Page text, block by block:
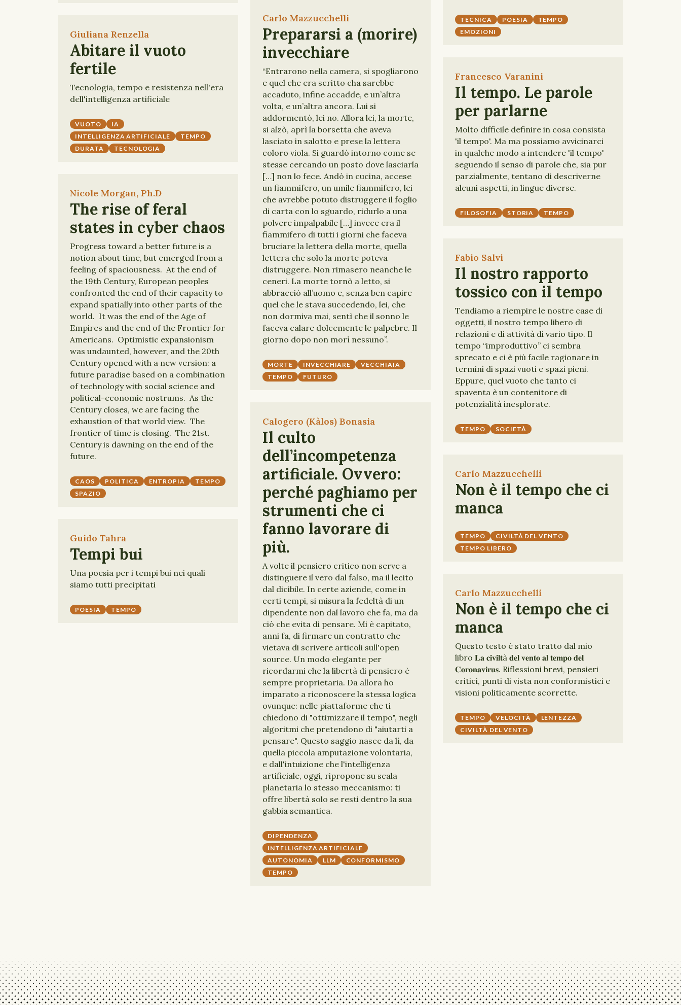
TECNICA POESIA
TEMPO
EMOZIONI
Carlo Mazzucchelli
Prepararsi a (morire)
invecchiare
“Entrarono nella camera, si spogliarono
e quel che era scritto cha sarebbe
accaduto, infine accadde, e un’altra
volta, e un’altra ancora. Lui si
addormentò, lei no. Allora lei, la morte,
si alzò, aprì la borsetta che aveva
lasciato in salotto e prese la lettera
coloro viola. Si guardò intorno come se
stesse cercando un posto dove lasciarla
[…] non lo fece. Andò in cucina, accese
un fiammifero, un umile fiammifero, lei
che avrebbe potuto distruggere il foglio
di carta con lo sguardo, ridurlo a una
polvere impalpabile […] invece era il
fiammifero di tutti i giorni che faceva
bruciare la lettera della morte, quella
lettera che solo la morte poteva
distruggere. Non rimasero neanche le
ceneri. La morte tornò a letto, si
abbracciò all’uomo e, senza ben capire
quel che le stava succedendo, lei, che
non dormiva mai, sentì che il sonno le
faceva calare dolcemente le palpebre. Il
giorno dopo non morì nessuno”.
MORTE INVECCHIARE
VECCHIAIA
TEMPO
FUTURO
Giuliana Renzella
Abitare il vuoto
fertile
Tecnologia, tempo e resistenza nell'era
dell'intelligenza artificiale
VUOTO
IA
INTELLIGENZA ARTIFICIALE
TEMPO
DURATA
TECNOLOGIA
Francesco Varanini
Il tempo. Le parole
per parlarne
Molto difficile definire in cosa consista
'il tempo'. Ma ma possiamo avvicinarci
in qualche modo a intendere 'il tempo'
seguendo il senso di parole che, sia pur
parzialmente, tentano di descriverne
alcuni aspetti, in lingue diverse.
FILOSOFIA STORIA TEMPO
Nicole Morgan, Ph.D
The rise of feral
states in cyber chaos
Progress toward a better future is a
notion about time, but emerged from a
feeling of spaciousness. At the end of
the 19th Century, European peoples
confronted the end of their capacity to
expand spatially into other parts of the
world. It was the end of the Age of
Empires and the end of the Frontier for
Americans. Optimistic expansionism
was undaunted, however, and the 20th
Century opened with a new version: a
future paradise based on a combination
of technology with social science and
political-economic nostrums. As the
Century closes, we are facing the
exhaustion of that world view. The
frontier of time is closing. The 21st.
Century is dawning on the end of the
future.
CAOS POLITICA ENTROPIA
TEMPO
SPAZIO
Fabio Salvi
Il nostro rapporto
tossico con il tempo
Tendiamo a riempire le nostre case di
oggetti, il nostro tempo libero di
relazioni e di attività di vario tipo. Il
tempo “improduttivo” ci sembra
sprecato e ci è più facile ragionare in
termini di spazi vuoti e spazi pieni.
Eppure, quel vuoto che tanto ci
spaventa è un contenitore di
potenzialità inesplorate.
TEMPO SOCIETÀ
Calogero (Kàlos) Bonasia
Il culto
dell’incompetenza
artificiale. Ovvero:
perché paghiamo per
strumenti che ci
fanno lavorare di
più.
A volte il pensiero critico non serve a
distinguere il vero dal falso, ma il lecito
dal dicibile. In certe aziende, come in
certi tempi, si misura la fedeltà di un
dipendente non dal lavoro che fa, ma da
ciò che evita di pensare. Mi è capitato,
anni fa, di firmare un contratto che
vietava di scrivere articoli sull'open
source. Un modo elegante per
ricordarmi che la libertà di pensiero è
sempre proprietaria. Da allora ho
imparato a riconoscere la stessa logica
ovunque: nelle piattaforme che ti
chiedono di "ottimizzare il tempo", negli
algoritmi che pretendono di "aiutarti a
pensare". Questo saggio nasce da lì, da
quella piccola amputazione volontaria,
e dall'intuizione che l'intelligenza
artificiale, oggi, ripropone su scala
planetaria lo stesso meccanismo: ti
offre libertà solo se resti dentro la sua
gabbia semantica.
DIPENDENZA
INTELLIGENZA ARTIFICIALE
AUTONOMIA
LLM
CONFORMISMO
TEMPO
Carlo Mazzucchelli
Non è il tempo che ci
manca
TEMPO
CIVILTÀ DEL VENTO
TEMPO LIBERO
Guido Tahra
Tempi bui
Una poesia per i tempi bui nei quali
siamo tutti precipitati
POESIA TEMPO
Carlo Mazzucchelli
Non è il tempo che ci
manca
Questo testo è stato tratto dal mio
libro 𝐋𝐚 𝐜𝐢𝐯𝐢𝐥𝐭à 𝐝𝐞𝐥 𝐯𝐞𝐧𝐭𝐨 𝐚𝐥 𝐭𝐞𝐦𝐩𝐨 𝐝𝐞𝐥
𝐂𝐨𝐫𝐨𝐧𝐚𝐯𝐢𝐫𝐮𝐬. Riflessioni brevi, pensieri
critici, punti di vista non conformistici e
visioni politicamente scorrette.
TEMPO VELOCITÀ
LENTEZZA
CIVILTÀ DEL VENTO